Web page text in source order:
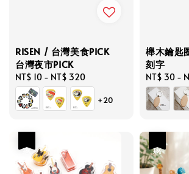
RISEN / 台灣美食PICK
台灣夜市PICK
Regular
price
NT$ 10 - NT$ 320
+20
櫸木鑰匙
刻字
Regular
price
NT$ 30 -